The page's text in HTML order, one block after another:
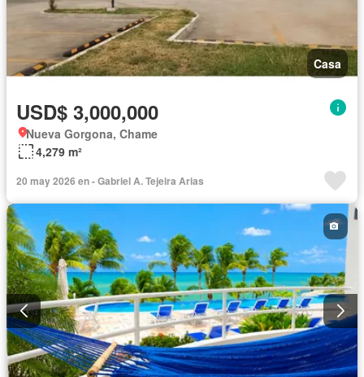
Casa
USD$ 3,000,000
Nueva Gorgona, Chame
4,279 m²
20 may 2026 en - Gabriel A. Tejeira Arias